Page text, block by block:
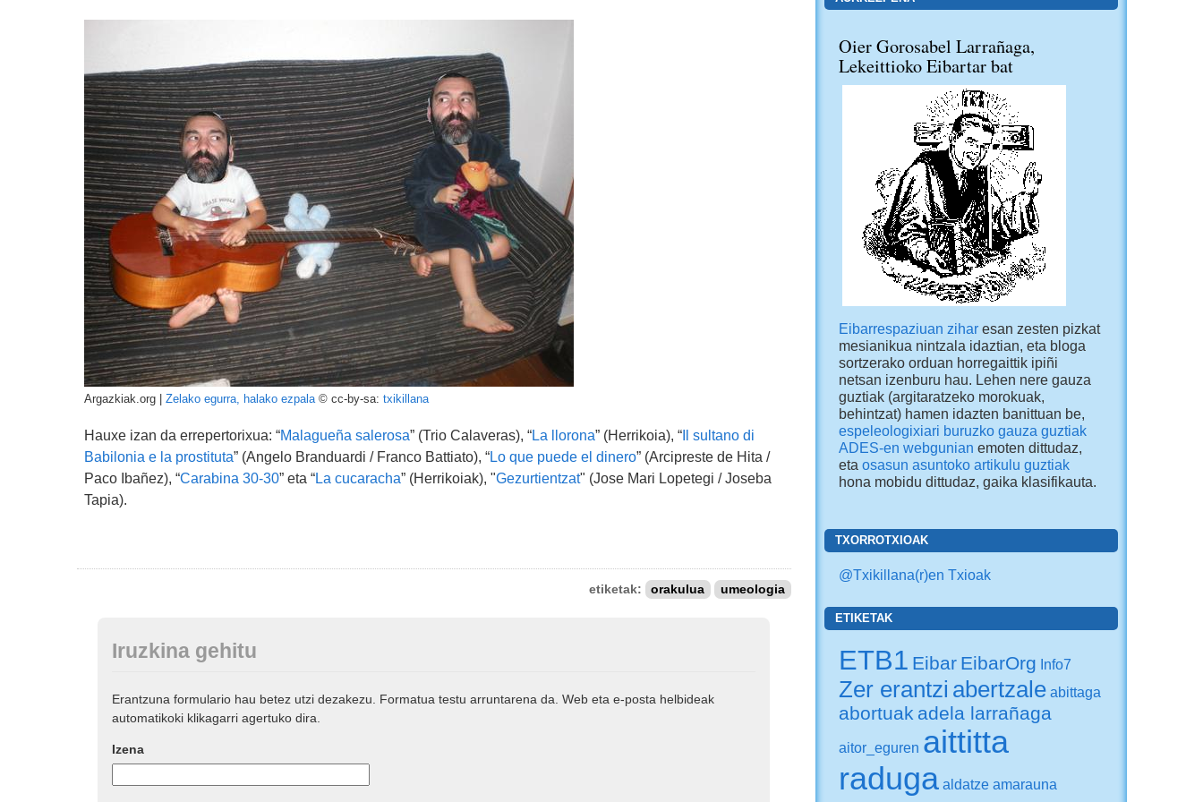
Argazkiak.org | Zelako egurra, halako ezpala© cc-by-sa: txikillana
Hauxe izan da errepertorixua: “Malagueña salerosa” (Trio Calaveras), “La llorona” (Herrikoia), “Il sultano di
Babilonia e la prostituta” (Angelo Branduardi / Franco Battiato), “Lo que puede el dinero” (Arcipreste de Hita /
Paco Ibañez), “Carabina 30-30” eta “La cucaracha” (Herrikoiak), "Gezurtientzat" (Jose Mari Lopetegi / Joseba
Tapia).
etiketak: orakulua umeologia
Iruzkina gehitu
Erantzuna formulario hau betez utzi dezakezu. Formatua testu arruntarena da. Web eta e-posta helbideak
automatikoki klikagarri agertuko dira.
Izena
Oier Gorosabel Larrañaga,
Lekeittioko Eibartar bat
Eibarrespaziuan ziharesan zesten pizkat
mesianikua nintzala idaztian, eta bloga
sortzerako orduan horregaittik ipiñi
netsan izenburu hau. Lehen nere gauza
guztiak (argitaratzeko morokuak,
behintzat) hamen idazten banittuan be,
espeleologixiari buruzko gauza guztiak
ADES-en webgunian emoten dittudaz,
eta osasun asuntoko artikulu guztiak
hona mobidu dittudaz, gaika klasifikauta.
TXORROTXIOAK
@Txikillana(r)en Txioak
ETIKETAK
ETB1 Eibar EibarOrg Info7
Zer erantzi abertzale abittaga
abortuak adela larrañaga
aitor_eguren aittitta
raduga aldatze amarauna